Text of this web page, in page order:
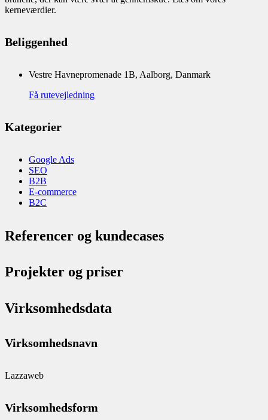
kerneværdier.
Beliggenhed
Vestre Havnepromenade 1B, Aalborg, Danmark
Få rutevejledning
Kategorier
Google Ads
SEO
B2B
E-commerce
B2C
Referencer og kundecases
Projekter og priser
Virksomhedsdata
Virksomhedsnavn
Lazzaweb
Virksomhedsform